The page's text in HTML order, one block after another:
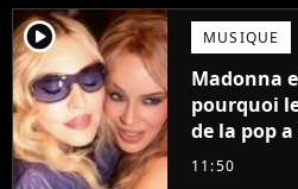
player2 MUSIQUE
Madonna
pourquoi
de la pop
11:50